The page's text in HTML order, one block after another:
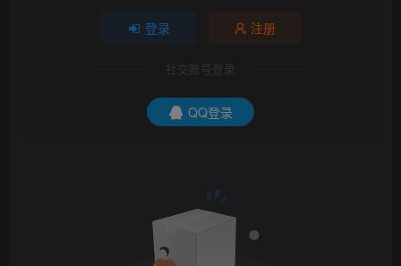
登录 注册
社交账号登录
QQ登录